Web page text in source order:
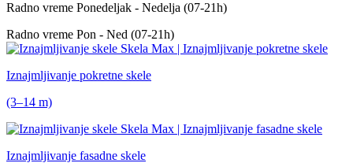
Radno vreme Ponedeljak - Nedelja (07-21h)
Radno vreme Pon - Ned (07-21h)
Iznajmljivanje pokretne skele
(3–14 m)
Iznajmljivanje fasadne skele